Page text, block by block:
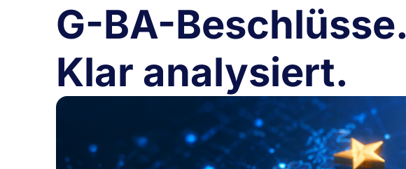
G-BA-Beschlüsse.
Klar analysiert.